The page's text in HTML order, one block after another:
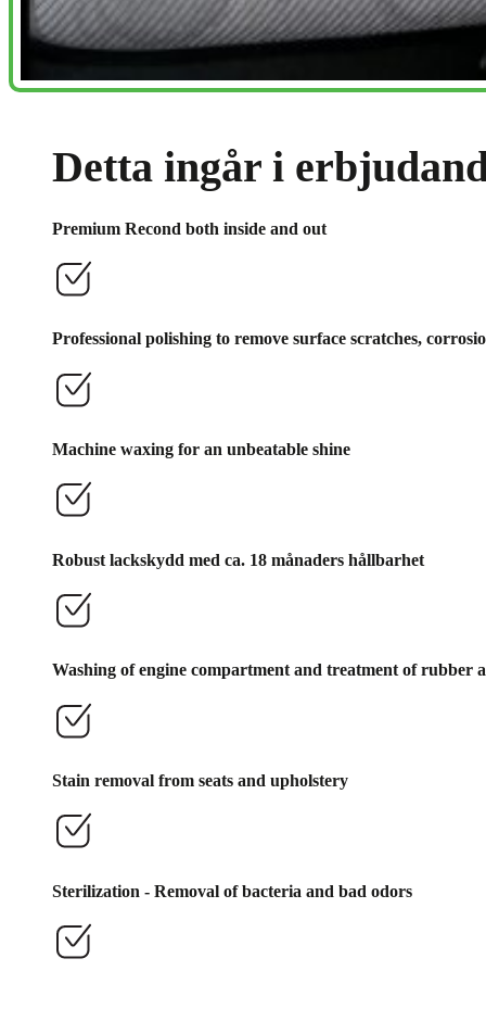
Detta ingår i
Premium Recond both inside and out
Professional polishing to remove surface scratches,
Machine waxing for an unbeatable shine
Robust lackskydd med ca. 18 månaders hållbarhet
Washing of engine compartment and treatment of rubber
Stain removal from seats and upholstery
Sterilization - Removal of bacteria and bad odors